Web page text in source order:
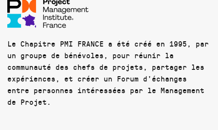
Le Chapitre PMI FRANCE a été créé en 1995, par
un groupe de bénévoles, pour réunir la
communauté des chefs de projets, partager les
expériences, et créer un Forum d'échanges
entre personnes intéressées par le Management
de Projet.